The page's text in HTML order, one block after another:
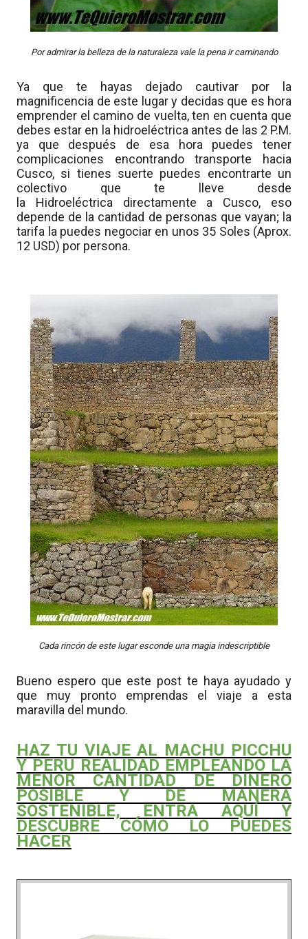
Por admirar la belleza de la naturaleza vale la pena ir caminando
Ya que te hayas dejado cautivar por la
magnificencia de este lugar y decidas que es hora
emprender el camino de vuelta, ten en cuenta que
debes estar en la hidroeléctrica antes de las 2 P.M.
ya que después de esa hora puedes tener
complicaciones encontrando transporte hacia
Cusco, si tienes suerte puedes encontrarte un
colectivo que te lleve desde
la Hidroeléctrica directamente a Cusco, eso
depende de la cantidad de personas que vayan; la
tarifa la puedes negociar en unos 35 Soles (Aprox.
12 USD) por persona.
Cada rincón de este lugar esconde una magia indescriptible
Bueno espero que este post te haya ayudado y
que muy pronto emprendas el viaje a esta
maravilla del mundo.
HAZ TU VIAJE AL MACHU PICCHU
Y PERU REALIDAD EMPLEANDO LA
MENOR CANTIDAD DE DINERO
POSIBLE Y DE MANERA
SOSTENIBLE, ENTRA AQUÍ Y
DESCUBRE CÓMO LO PUEDES
HACER